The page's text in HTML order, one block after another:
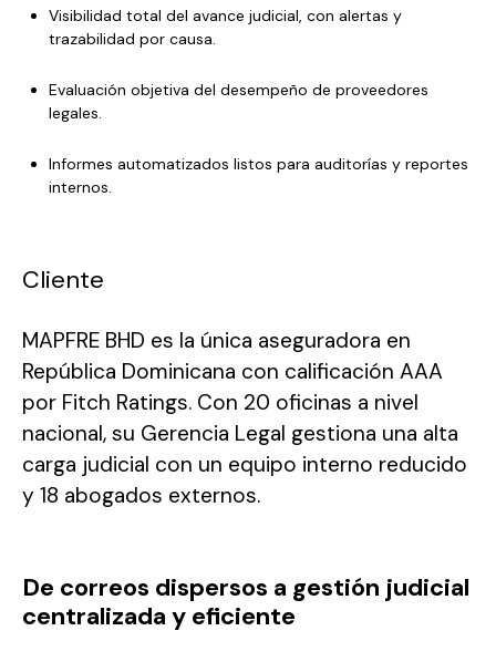
Visibilidad total del avance judicial, con alertas y
trazabilidad por causa.
Evaluación objetiva del desempeño de proveedores
legales.
Informes automatizados listos para auditorías y reportes
internos.
Cliente
MAPFRE BHD es la única aseguradora en
República Dominicana con calificación AAA
por Fitch Ratings. Con 20 oficinas a nivel
nacional, su Gerencia Legal gestiona una alta
carga judicial con un equipo interno reducido
y 18 abogados externos.
De correos dispersos a gestión judicial
centralizada y eficiente